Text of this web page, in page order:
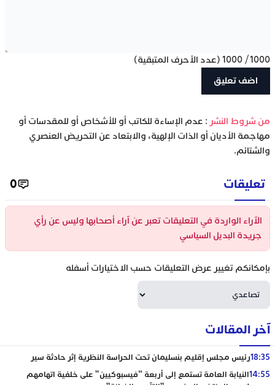
1000
/
1000 (عدد الأحرف المتبقية)
‫من شروط النشر : عدم الإساءة للكاتب أو للأشخاص أو للمقدسات أو
مهاجمة الأديان أو الذات الإلهية، والابتعاد عن التحريض العنصري
والشتائم.
تعليقات 0
الآراء الواردة في التعليقات تعبر عن آراء أصحابها وليس عن رأي
جريدة البديل السياسي
بإمكانكم تغيير عرض التعليقات حسب الاختيارات أسفله
آخر المقالات
18:35رئيس مجلس إقليم بنسليمان تحت الحراسة النظرية إثر حادثة سير
14:55النيابة العامة تستمع إلى أربعة “فيسبوكيين” على خلفية اتهامهم